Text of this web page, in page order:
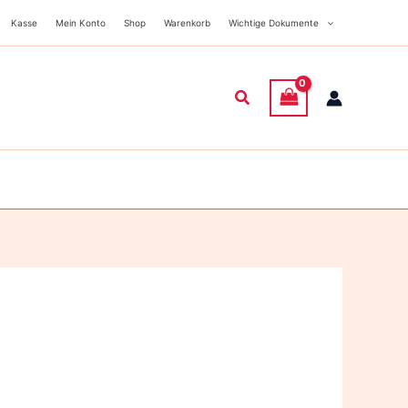
Kasse Mein Konto Shop Warenkorb Wichtige Dokumente
Suchen